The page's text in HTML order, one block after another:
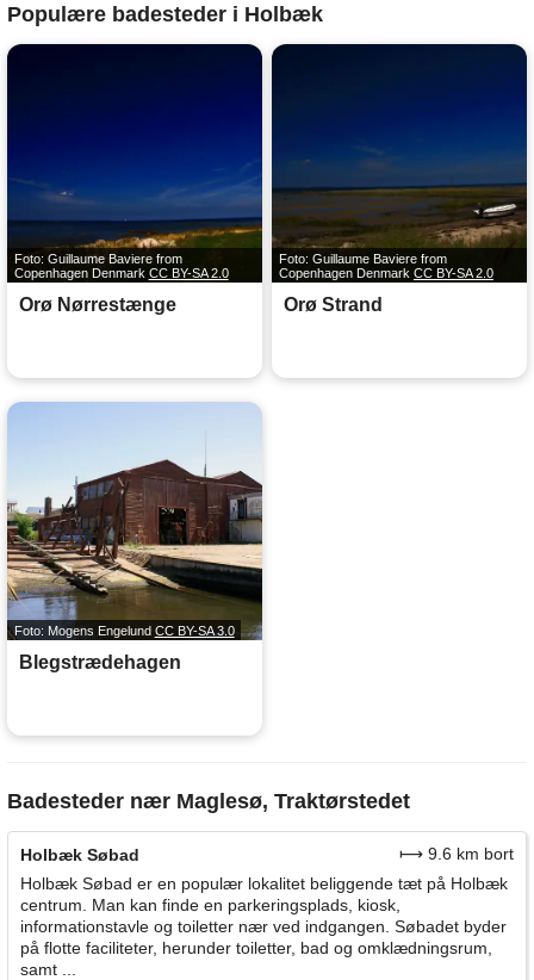
Populære badesteder i Holbæk
Foto: Guillaume Baviere from
Copenhagen Denmark CC BY-SA 2.0
Orø Nørrestænge
Foto: Guillaume Baviere from
Copenhagen Denmark CC BY-SA 2.0
Orø Strand
Foto: Mogens Engelund CC BY-SA 3.0
Blegstrædehagen
Badesteder nær Maglesø, Traktørstedet
Holbæk Søbad
⟼ 9.6 km bort
Holbæk Søbad er en populær lokalitet beliggende tæt på Holbæk
centrum. Man kan finde en parkeringsplads, kiosk,
informationstavle og toiletter nær ved indgangen. Søbadet byder
på flotte faciliteter, herunder toiletter, bad og omklædningsrum,
samt ...